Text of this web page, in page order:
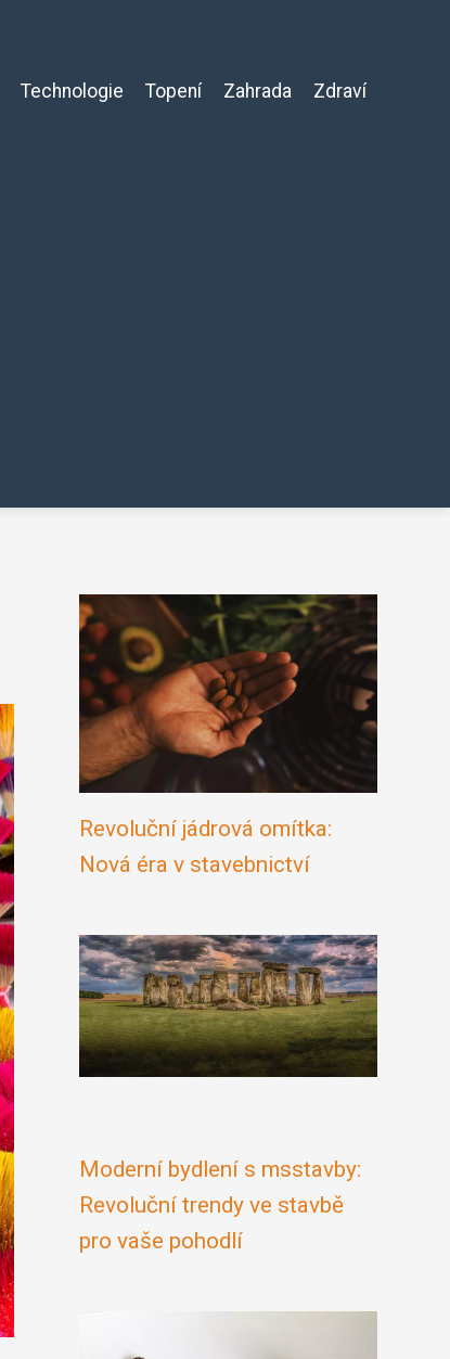
Technologie Topení Zahrada Zdraví
Revoluční jádrová omítka:
Nová éra v stavebnictví
Moderní bydlení s msstavby:
Revoluční trendy ve stavbě
pro vaše pohodlí